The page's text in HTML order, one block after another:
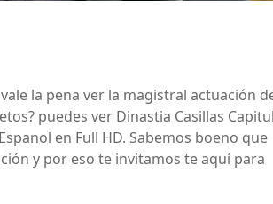
la pena ver la magistral actuación
puedes ver Dinastia Casillas
en Full HD. Sabemos boeno que
y por eso te invitamos te aquí para